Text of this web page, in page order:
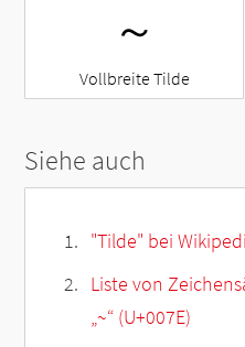
～
Vollbreite Tilde
Siehe auch
"Tilde" bei
Liste von
„~“ (U+007E)